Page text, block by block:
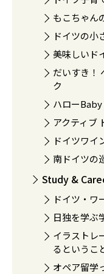
もこちゃん
ドイツの小
美味しいド
だいすき！
ク
ハローBaby
アクティブ
ドイツワイ
南ドイツの
Study &
ドイツ・ワ
日独を学ぶ
イラストレ
るというこ
オペア留学